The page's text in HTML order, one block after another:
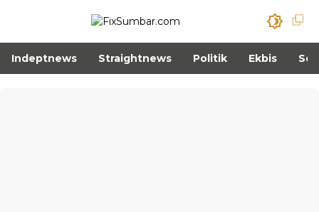
Indeptnews Straightnews Politik Ekbis